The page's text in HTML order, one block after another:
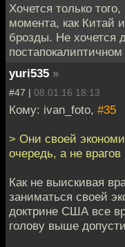
Хочется только
момента, как Китай
брозды. Не хочется
yuri535 »
#47 | 08.01.16 18:13
Кому: ivan_foto, #35
> Они своей
очередь, а не
Как не выискивая
заниматься своей
доктрине США все
голову выше